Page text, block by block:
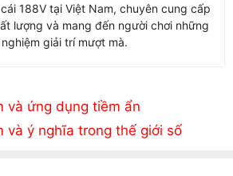
188V tại Việt Nam, chuyên cung cấp
lượng và mang đến người chơi những
giải trí mượt mà.
và ứng dụng tiềm ẩn
và ý nghĩa trong thế giới số